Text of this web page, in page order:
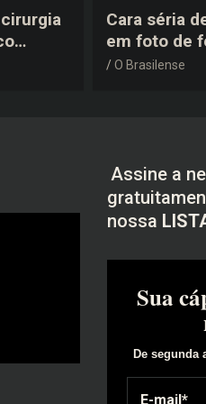
a
Cara séria
em foto de
vira piada na
O Brasilense
Assine a
nossa
Sua
De segunda